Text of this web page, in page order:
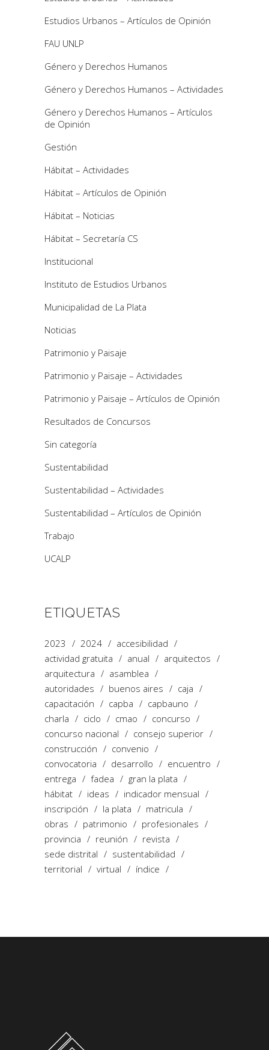
Estudios Urbanos – Artículos de Opinión
FAU UNLP
Género y Derechos Humanos
Género y Derechos Humanos – Actividades
Género y Derechos Humanos – Artículos
de Opinión
Gestión
Hábitat – Actividades
Hábitat – Artículos de Opinión
Hábitat – Noticias
Hábitat – Secretaría CS
Institucional
Instituto de Estudios Urbanos
Municipalidad de La Plata
Noticias
Patrimonio y Paisaje
Patrimonio y Paisaje – Actividades
Patrimonio y Paisaje – Artículos de Opinión
Resultados de Concursos
Sin categoría
Sustentabilidad
Sustentabilidad – Actividades
Sustentabilidad – Artículos de Opinión
Trabajo
UCALP
ETIQUETAS
2023 2024
accesibilidad
actividad gratuita
anual
arquitectos
arquitectura
asamblea
autoridades
buenos aires
caja
capacitación
capba
capbauno
charla
ciclo cmao
concurso
concurso nacional
consejo superior
construcción
convenio
convocatoria
desarrollo
encuentro
entrega
fadea
gran la plata
hábitat
ideas
indicador mensual
inscripción
la plata
matricula
obras
patrimonio
profesionales
provincia
reunión
revista
sede distrital
sustentabilidad
territorial
virtual índice